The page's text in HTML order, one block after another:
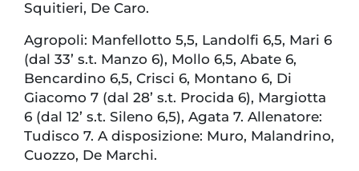
Squitieri, De Caro.
Agropoli: Manfellotto 5,5, Landolfi 6,5, Mari 6
(dal 33’ s.t. Manzo 6), Mollo 6,5, Abate 6,
Bencardino 6,5, Crisci 6, Montano 6, Di
Giacomo 7 (dal 28’ s.t. Procida 6), Margiotta
6 (dal 12’ s.t. Sileno 6,5), Agata 7. Allenatore:
Tudisco 7. A disposizione: Muro, Malandrino,
Cuozzo, De Marchi.